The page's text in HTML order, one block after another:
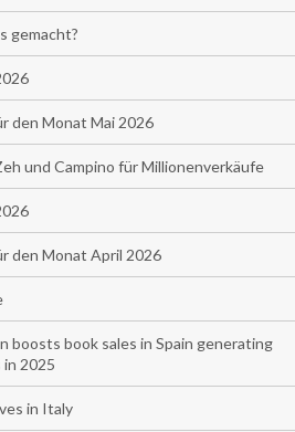
gemacht?
den Monat Mai 2026
und Campino für Millionenverkäufe
den Monat April 2026
boosts book sales in Spain generating
in 2025
in Italy